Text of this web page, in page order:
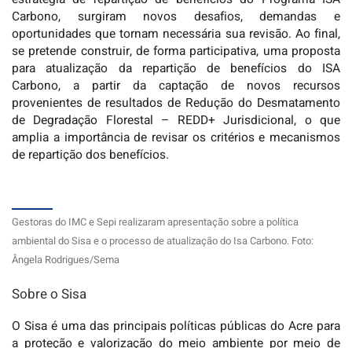
Carbono, surgiram novos desafios, demandas e
oportunidades que tornam necessária sua revisão. Ao final,
se pretende construir, de forma participativa, uma proposta
para atualização da repartição de benefícios do ISA
Carbono, a partir da captação de novos recursos
provenientes de resultados de Redução do Desmatamento
de Degradação Florestal – REDD+ Jurisdicional, o que
amplia a importância de revisar os critérios e mecanismos
de repartição dos benefícios.
Gestoras do IMC e Sepi realizaram apresentação sobre a política
ambiental do Sisa e o processo de atualização do Isa Carbono. Foto:
Ângela Rodrigues/Sema
Sobre o Sisa
O Sisa é uma das principais políticas públicas do Acre para
a proteção e valorização do meio ambiente por meio de